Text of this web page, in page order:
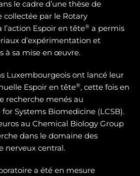
le cadre d’une thèse de
par le Rotary
Espoir en tête® a permis
d’expérimentation et
à sa mise en œuvre.
Luxembourgeois ont lancé leur
Espoir en tête®, cette fois en
recherche menés au
Systems Biomedicine (LCSB).
au Chemical Biology Group
dans le domaine des
nerveux central.
a été en mesure